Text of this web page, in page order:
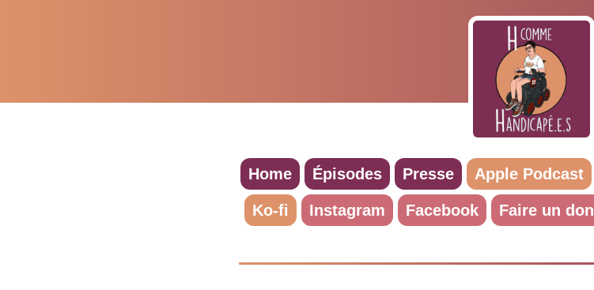
Home Épisodes Presse Apple Podcast
Ko-fi Instagram Facebook Faire un don